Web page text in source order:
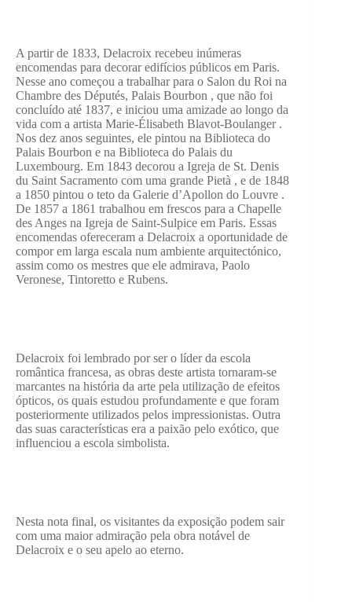
A partir de 1833, Delacroix recebeu inúmeras
encomendas para decorar edifícios públicos em Paris.
Nesse ano começou a trabalhar para o Salon du Roi na
Chambre des Députés, Palais Bourbon , que não foi
concluído até 1837, e iniciou uma amizade ao longo da
vida com a artista Marie-Élisabeth Blavot-Boulanger .
Nos dez anos seguintes, ele pintou na Biblioteca do
Palais Bourbon e na Biblioteca do Palais du
Luxembourg. Em 1843 decorou a Igreja de St. Denis
du Saint Sacramento com uma grande Pietà , e de 1848
a 1850 pintou o teto da Galerie d’Apollon do Louvre .
De 1857 a 1861 trabalhou em frescos para a Chapelle
des Anges na Igreja de Saint-Sulpice em Paris. Essas
encomendas ofereceram a Delacroix a oportunidade de
compor em larga escala num ambiente arquitectónico,
assim como os mestres que ele admirava, Paolo
Veronese, Tintoretto e Rubens.
Delacroix foi lembrado por ser o líder da escola
romântica francesa, as obras deste artista tornaram-se
marcantes na história da arte pela utilização de efeitos
ópticos, os quais estudou profundamente e que foram
posteriormente utilizados pelos impressionistas. Outra
das suas características era a paixão pelo exótico, que
influenciou a escola simbolista.
Nesta nota final, os visitantes da exposição podem sair
com uma maior admiração pela obra notável de
Delacroix e o seu apelo ao eterno.